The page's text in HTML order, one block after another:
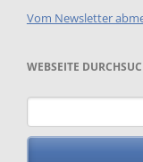
Vom Newsletter
WEBSEITE
Suchbegriffe